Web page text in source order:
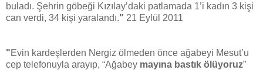
buladı. Şehrin göbeği Kızılay’daki patlamada 1’i kadın 3 kişi
can verdi, 34 kişi yaralandı." 21 Eylül 2011
"Evin kardeşlerden Nergiz ölmeden önce ağabeyi Mesut’u
cep telefonuyla arayıp, “Ağabey mayına bastık ölüyoruz”